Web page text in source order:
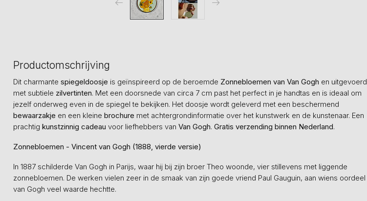
Productomschrijving
Dit charmante spiegeldoosje is geïnspireerd op de beroemde Zonnebloemen van Van Gogh en uitgevoerd
met subtiele zilvertinten. Met een doorsnede van circa 7 cm past het perfect in je handtas en is ideaal om
jezelf onderweg even in de spiegel te bekijken. Het doosje wordt geleverd met een beschermend
bewaarzakje en een kleine brochure met achtergrondinformatie over het kunstwerk en de kunstenaar. Een
prachtig kunstzinnig cadeau voor liefhebbers van Van Gogh. Gratis verzending binnen Nederland.
Zonnebloemen - Vincent van Gogh (1888, vierde versie)
In 1887 schilderde Van Gogh in Parijs, waar hij bij zijn broer Theo woonde, vier stillevens met liggende
zonnebloemen. De werken vielen zeer in de smaak van zijn goede vriend Paul Gauguin, aan wiens oordeel
van Gogh veel waarde hechtte.